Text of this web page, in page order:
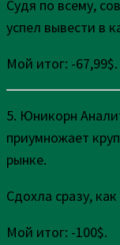
Судя по всему,
успел вывести в
Мой итог: -67,99$.
5. Юникорн
приумножает
рынке.
Сдохла сразу,
Мой итог: -100$.